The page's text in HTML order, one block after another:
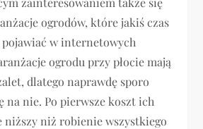
ogrodów, które jakiś czas
pojawiać w internetowych
ogrodu przy płocie mają
dlatego naprawdę sporo
na nie. Po pierwsze koszt ich
niż robienie wszystkiego